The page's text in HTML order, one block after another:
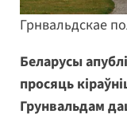
Грнвальдскае
Беларусы
просяць
Грунвальдам